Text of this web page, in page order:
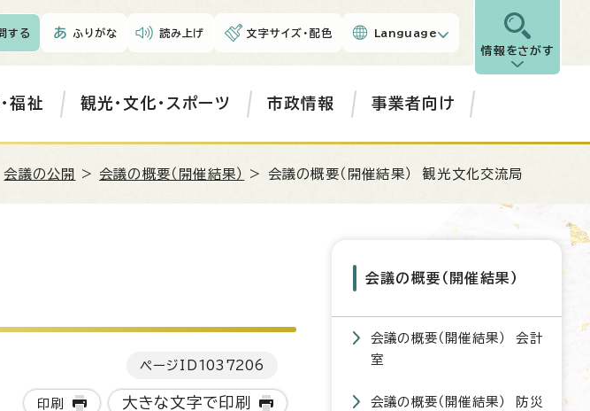
する ふりがな 読み上げ 文字サイズ・配色 Language
情報をさがす
福祉 観光・文化・スポーツ 市政情報 事業者向け
会議の公開 > 会議の概要（開催結果） > 会議の概要（開催結果） 観光文化交流局
ページID 1037206
印刷 大きな文字で印刷
会議の概要（開催結果）
会議の概要（開催結果） 会計
室
会議の概要（開催結果） 防災